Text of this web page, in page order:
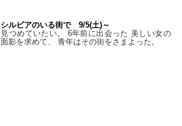
シルビアのいる街で 9/5(土)～
見つめていたい。 6年前に出会った 美しい女の
面影を求めて、 青年はその街をさまよった。